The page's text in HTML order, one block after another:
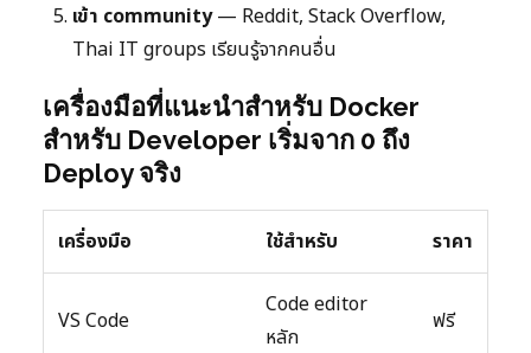
เข้า community— Reddit, Stack Overflow,
Thai IT groups เรียนรู้จากคนอื่น
เครื่องมือที่แนะนำสำหรับ Docker
สำหรับ Developer เริ่มจาก 0 ถึง
Deploy จริง
เครื่องมือ ใช้สำหรับ ราคา
VS Code
Code editor
หลัก
ฟรี